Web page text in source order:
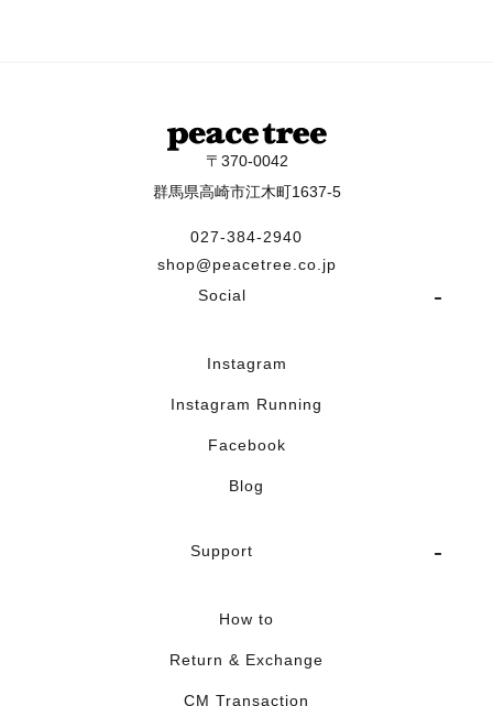
〒370-0042
群馬県高崎市江木町1637-5
027-384-2940
shop@peacetree.co.jp
Social
Instagram
Instagram Running
Facebook
Blog
Support
How to
Return & Exchange
CM Transaction